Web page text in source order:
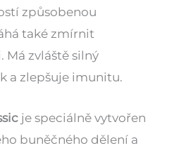
způsobenou
také zmírnit
Má zvláště silný
a zlepšuje imunitu.
je speciálně vytvořen
buněčného dělení a